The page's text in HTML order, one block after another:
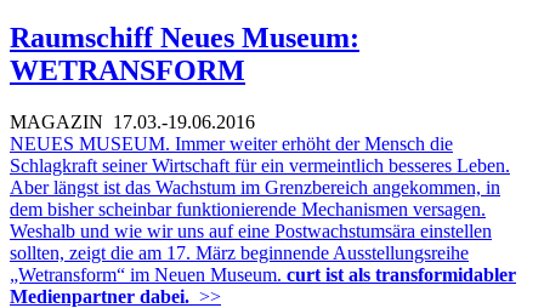
Raumschiff Neues Museum:
WETRANSFORM
MAGAZIN 17.03.-19.06.2016
NEUES MUSEUM. Immer weiter erhöht der Mensch die
Schlagkraft seiner Wirtschaft für ein vermeintlich besseres Leben.
Aber längst ist das Wachstum im Grenzbereich angekommen, in
dem bisher scheinbar funktionierende Mechanismen versagen.
Weshalb und wie wir uns auf eine Postwachstumsära einstellen
sollten, zeigt die am 17. März beginnende Ausstellungsreihe
„Wetransform“ im Neuen Museum. curt ist als transformidabler
Medienpartner dabei. >>